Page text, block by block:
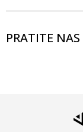
PRATITE NAS